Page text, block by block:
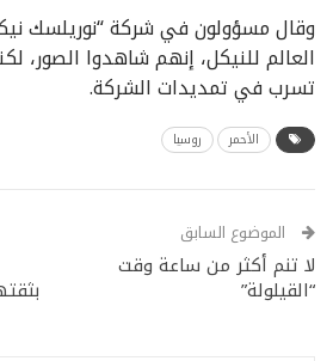
وقال مسؤولون في شركة “نوريلسك
العالم للنيكل، إنهم شاهدوا الصور،
تسرب في تمديدات الشركة.
الأحمر روسيا
الموضوع السابق
لا تنم أكثر من ساعة وقت
“القيلولة”